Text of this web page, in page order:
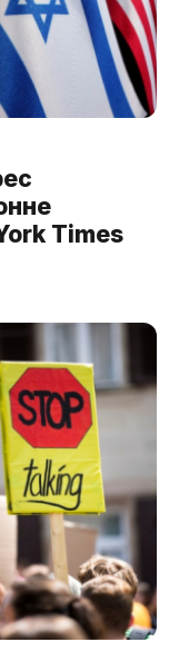
Times